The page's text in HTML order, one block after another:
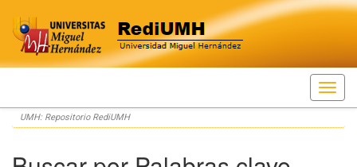
Skip
navigation
UMH: Repositorio RediUMH